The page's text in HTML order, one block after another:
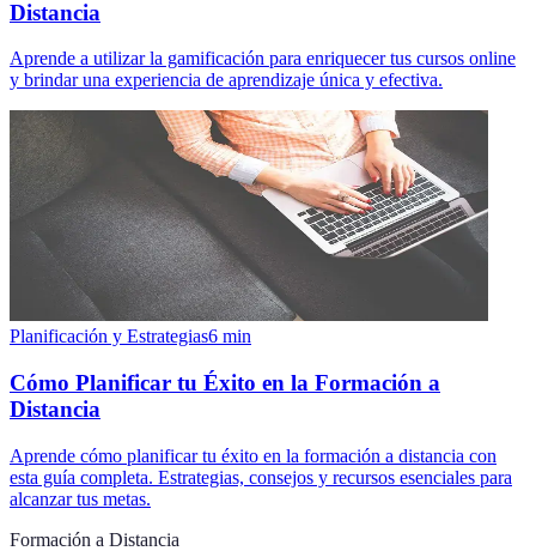
Distancia
Aprende a utilizar la gamificación para enriquecer tus cursos online
y brindar una experiencia de aprendizaje única y efectiva.
Planificación y Estrategias6 min
Cómo Planificar tu Éxito en la Formación a
Distancia
Aprende cómo planificar tu éxito en la formación a distancia con
esta guía completa. Estrategias, consejos y recursos esenciales para
alcanzar tus metas.
Formación a Distancia